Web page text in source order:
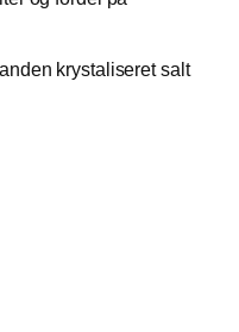
krystaliseret salt